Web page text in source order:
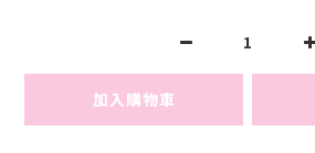
加入購物車